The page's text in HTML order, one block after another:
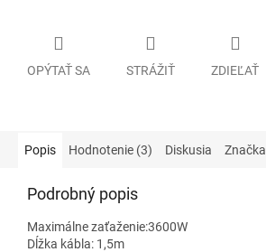
OPÝTAŤ SA STRÁŽIŤ ZDIEĽAŤ
Popis Hodnotenie (3) Diskusia Značka
Podrobný popis
Maximálne zaťaženie:3600W
Dĺžka kábla: 1,5m